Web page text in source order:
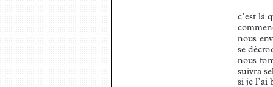
c’est là
nous
se
nous
suivra
si je l’ai